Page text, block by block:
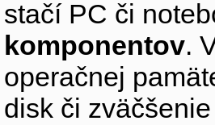
stačí PC či
komponentov.
operačnej
disk či